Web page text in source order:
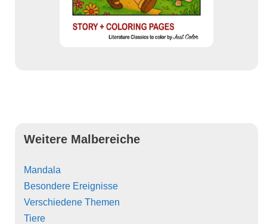
Weitere Malbereiche
Mandala
Besondere Ereignisse
Verschiedene Themen
Tiere